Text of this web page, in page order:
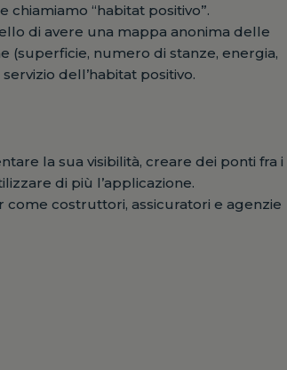
“habitat positivo”.
di avere una mappa anonima delle
(superficie, numero di stanze, energia,
dell’habitat positivo.
la sua visibilità, creare dei ponti fra i
di più l’applicazione.
costruttori, assicuratori e agenzie